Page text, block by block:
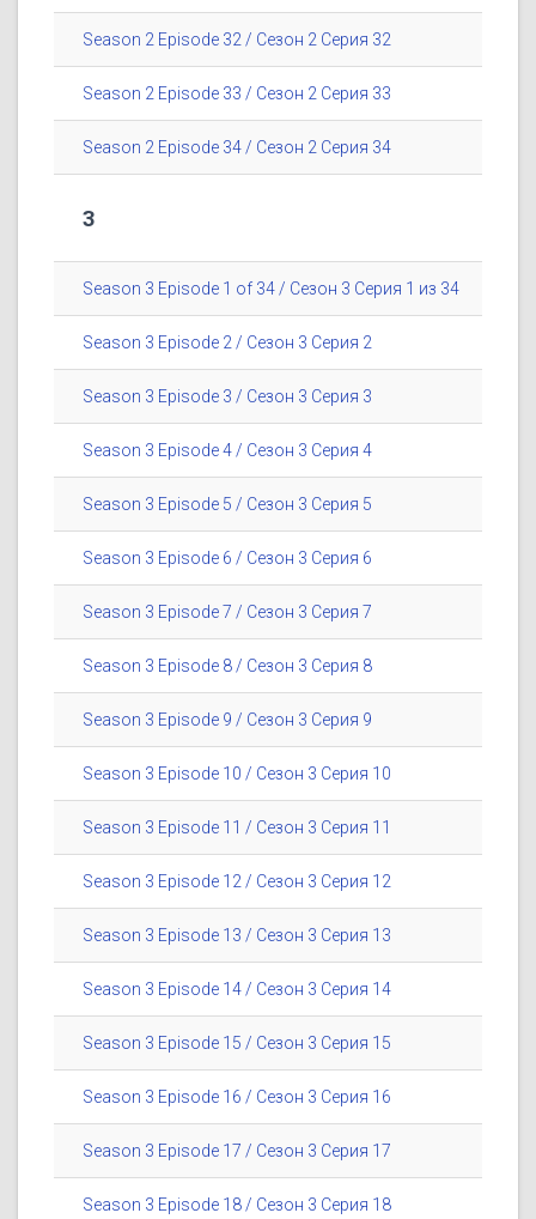
Season 2 Episode 32 / Сезон 2 Серия 32
Season 2 Episode 33 / Сезон 2 Серия 33
Season 2 Episode 34 / Сезон 2 Серия 34
3
Season 3 Episode 1 of 34 / Сезон 3 Серия 1 из 34
Season 3 Episode 2 / Сезон 3 Серия 2
Season 3 Episode 3 / Сезон 3 Серия 3
Season 3 Episode 4 / Сезон 3 Серия 4
Season 3 Episode 5 / Сезон 3 Серия 5
Season 3 Episode 6 / Сезон 3 Серия 6
Season 3 Episode 7 / Сезон 3 Серия 7
Season 3 Episode 8 / Сезон 3 Серия 8
Season 3 Episode 9 / Сезон 3 Серия 9
Season 3 Episode 10 / Сезон 3 Серия 10
Season 3 Episode 11 / Сезон 3 Серия 11
Season 3 Episode 12 / Сезон 3 Серия 12
Season 3 Episode 13 / Сезон 3 Серия 13
Season 3 Episode 14 / Сезон 3 Серия 14
Season 3 Episode 15 / Сезон 3 Серия 15
Season 3 Episode 16 / Сезон 3 Серия 16
Season 3 Episode 17 / Сезон 3 Серия 17
Season 3 Episode 18 / Сезон 3 Серия 18